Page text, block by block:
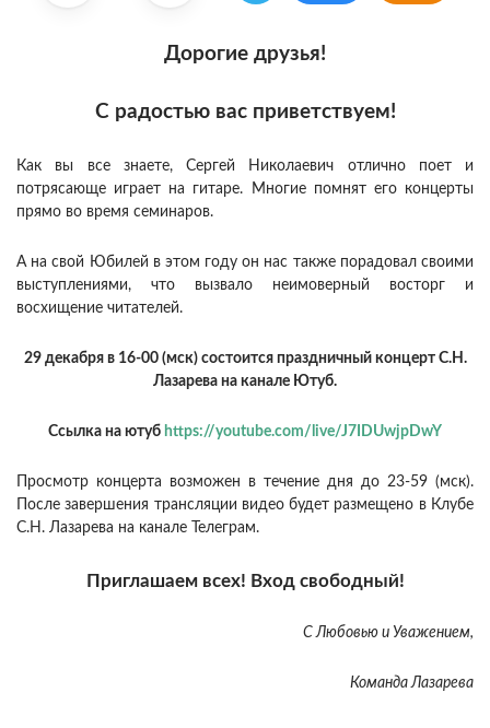
Дорогие друзья!
С радостью вас приветствуем!
Как вы все знаете, Сергей Николаевич отлично поет и
потрясающе играет на гитаре. Многие помнят его концерты
прямо во время семинаров.
А на свой Юбилей в этом году он нас также порадовал своими
выступлениями, что вызвало неимоверный восторг и
восхищение читателей.
29 декабря в 16-00 (мск) состоится праздничный концерт С.Н.
Лазарева на канале Ютуб.
Ссылка на ютуб https://youtube.com/live/J7IDUwjpDwY
Просмотр концерта возможен в течение дня до 23-59 (мск).
После завершения трансляции видео будет размещено в Клубе
С.Н. Лазарева на канале Телеграм.
Приглашаем всех! Вход свободный!
С Любовью и Уважением,
Команда Лазарева